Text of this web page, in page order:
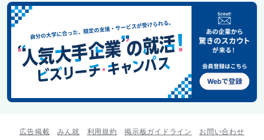
広告掲載 みん就 利用規約 掲示板ガイドライン お問い合わせ